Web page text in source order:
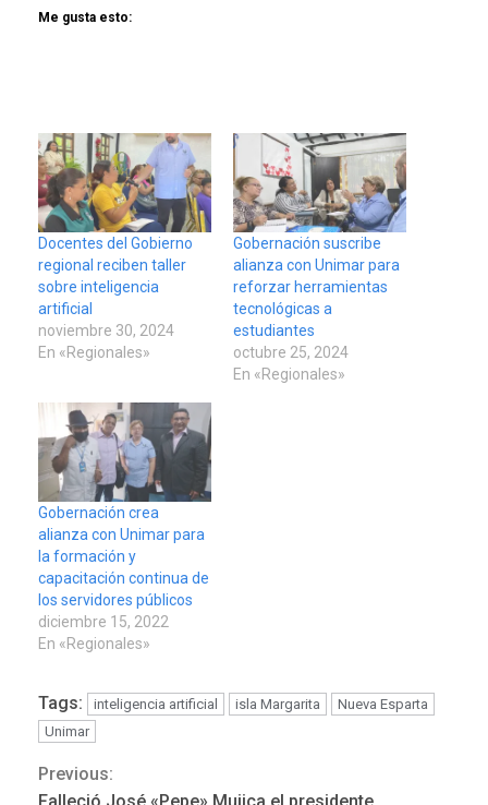
Me gusta esto:
Docentes del Gobierno
regional reciben taller
sobre inteligencia
artificial
noviembre 30, 2024
En «Regionales»
Gobernación suscribe
alianza con Unimar para
reforzar herramientas
tecnológicas a
estudiantes
octubre 25, 2024
En «Regionales»
Gobernación crea
alianza con Unimar para
la formación y
capacitación continua de
los servidores públicos
diciembre 15, 2022
En «Regionales»
Tags: inteligencia artificial isla Margarita
Nueva Esparta
Unimar
Continue
Previous:
Falleció José «Pepe» Mujica el presidente